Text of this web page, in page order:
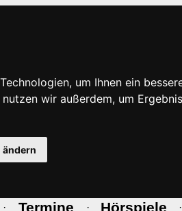
um Ihnen ein
wir außerdem, um
ändern
· Termine · Hörspiele ·